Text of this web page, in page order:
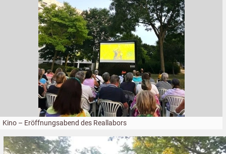
Kino – Eröffnungsabend des Reallabors